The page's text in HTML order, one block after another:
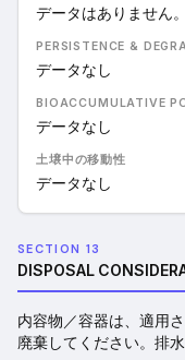
データはありません
PERSISTENCE &
データなし
BIOACCUMULATIVE
データなし
土壌中の移動性
データなし
SECTION 13
DISPOSAL
内容物／容器は、適用
廃棄してください。排